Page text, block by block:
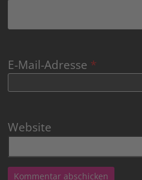
E-Mail-Adresse *
Website